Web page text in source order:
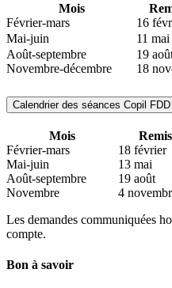
Mois
Février-mars
16
Mai-juin
11 mai
Août-septembre
19
Novembre-décembre
18
Calendrier des séances Copil
Mois
Février-mars
18 février
Mai-juin
13 mai
Août-septembre
19 août
Novembre
4
Les demandes communiquées
compte.
Bon à savoir